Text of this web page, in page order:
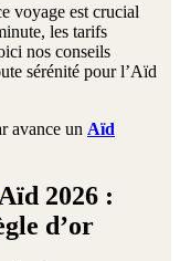
voyage est crucial
les tarifs
nos conseils
sérénité pour l’Aïd
avance un Aïd
Aïd 2026 :
d’or